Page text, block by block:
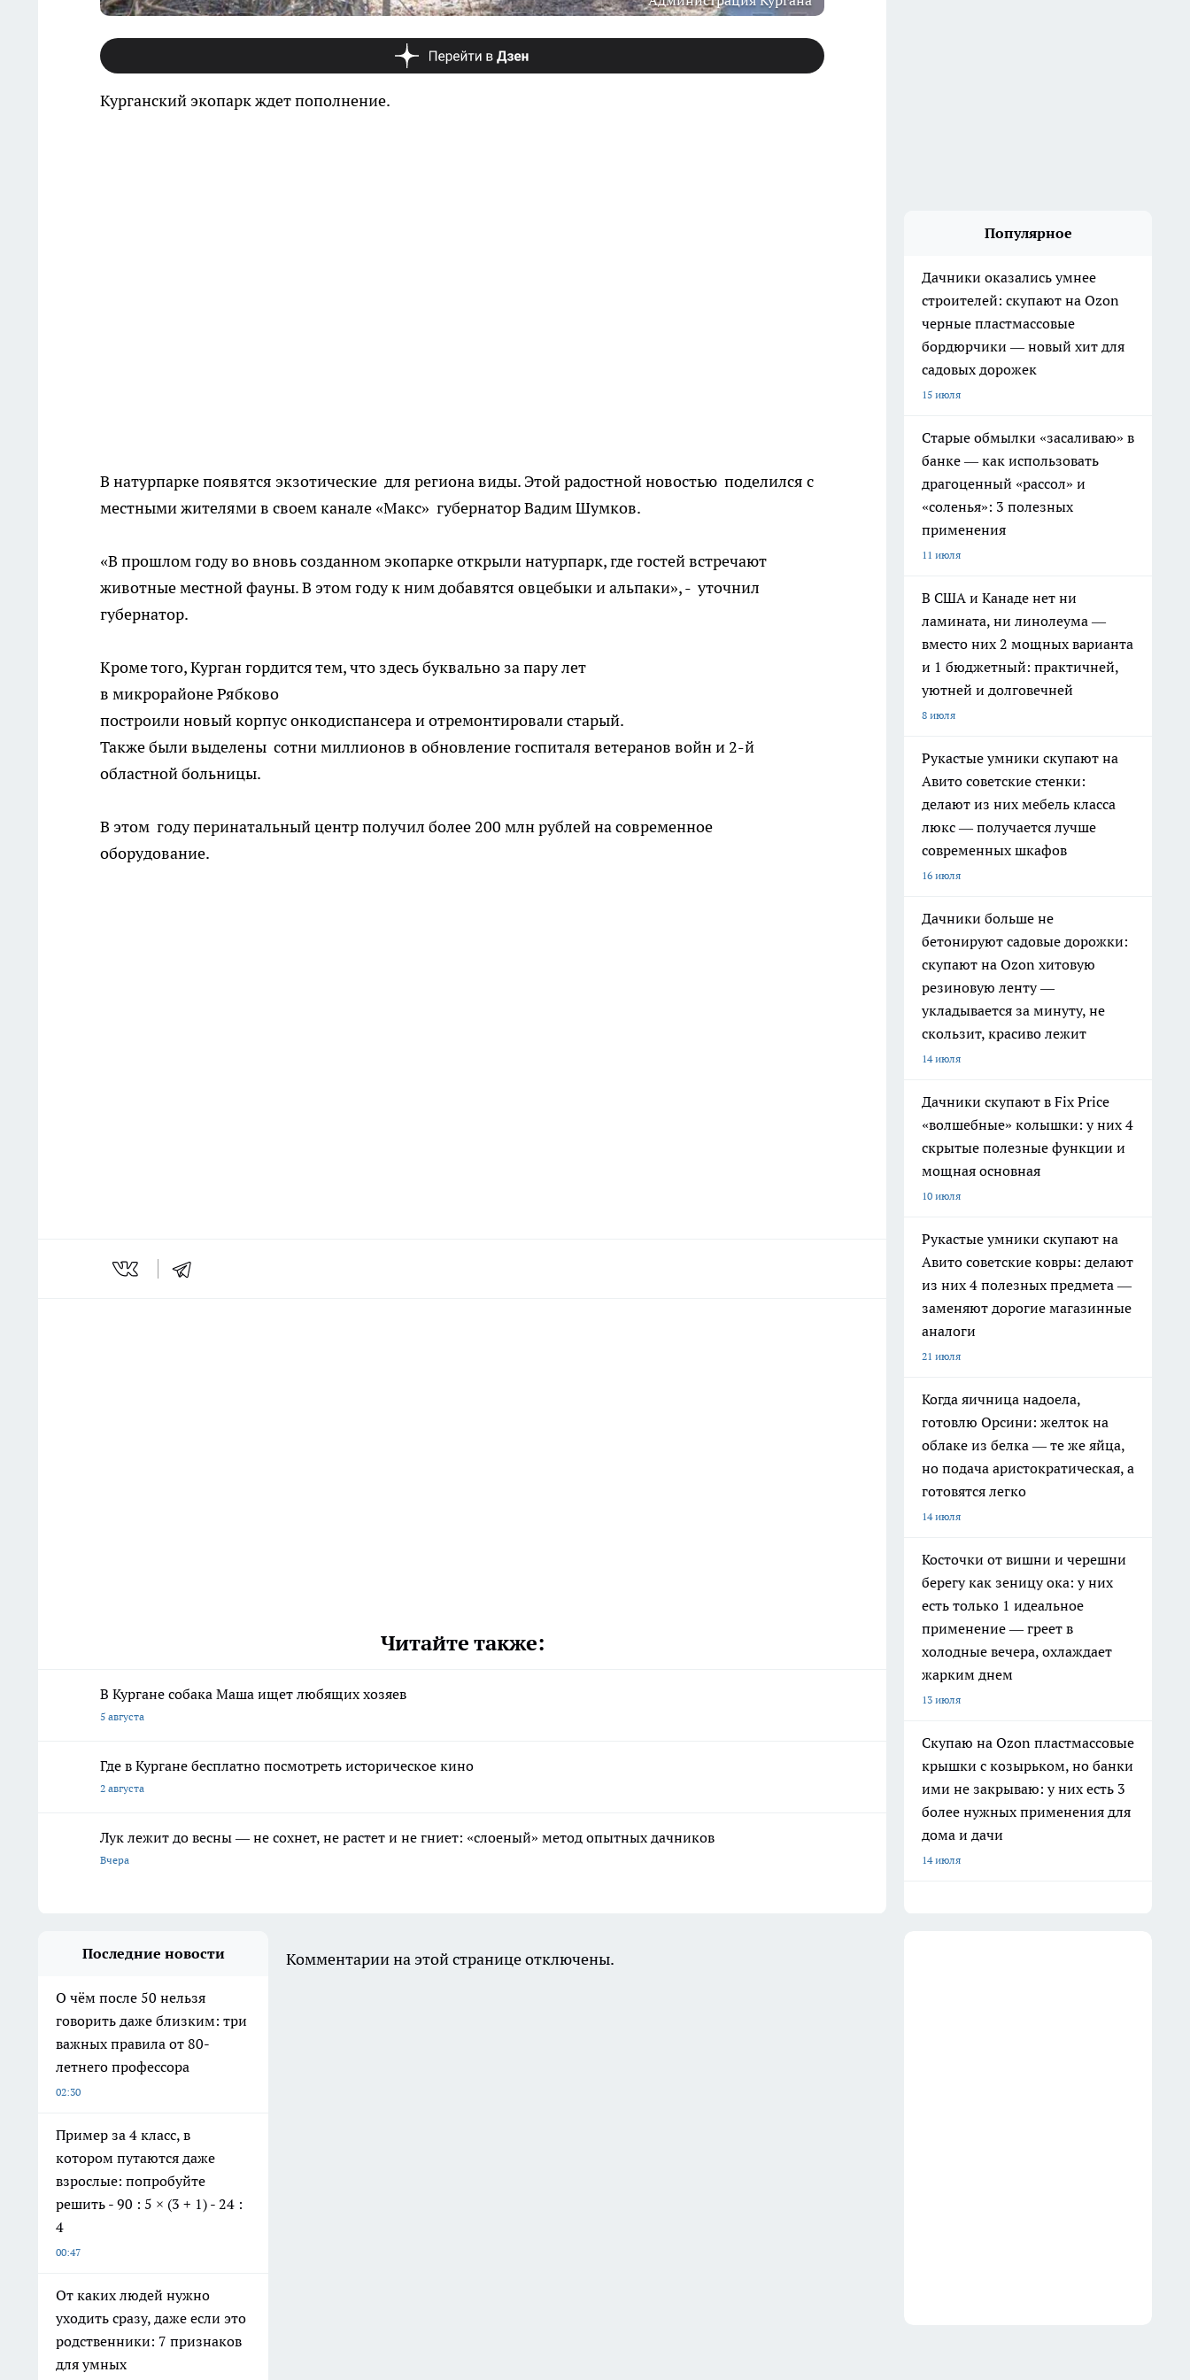
Курганский экопарк ждет пополнение.
В натурпарке появятся экзотические для региона виды. Этой радостной новостью поделился с
местными жителями в своем канале «Макс» губернатор Вадим Шумков.
«В прошлом году во вновь созданном экопарке открыли натурпарк, где гостей встречают
животные местной фауны. В этом году к ним добавятся овцебыки и альпаки», - уточнил
губернатор.
Кроме того, Курган гордится тем, что здесь буквально за пару лет
в микрорайоне Рябково
построили новый корпус онкодиспансера и отремонтировали старый.
Также были выделены сотни миллионов в обновление госпиталя ветеранов войн и 2-й
областной больницы.
В этом году перинатальный центр получил более 200 млн рублей на современное
оборудование.
Читайте также:
В Кургане собака Маша ищет любящих хозяев
5 августа
Где в Кургане бесплатно посмотреть историческое кино
2 августа
Лук лежит до весны — не сохнет, не растет и не гниет: «слоеный» метод опытных дачников
Вчера
Популярное
Дачники оказались умнее
строителей: скупают на Ozon
черные пластмассовые
бордюрчики — новый хит для
садовых дорожек
15 июля
Старые обмылки «засаливаю» в
банке — как использовать
драгоценный «рассол» и
«соленья»: 3 полезных
применения
11 июля
В США и Канаде нет ни
ламината, ни линолеума —
вместо них 2 мощных варианта
и 1 бюджетный: практичней,
уютней и долговечней
8 июля
Рукастые умники скупают на
Авито советские стенки:
делают из них мебель класса
люкс — получается лучше
современных шкафов
16 июля
Дачники больше не
бетонируют садовые дорожки:
скупают на Ozon хитовую
резиновую ленту —
укладывается за минуту, не
скользит, красиво лежит
14 июля
Дачники скупают в Fix Price
«волшебные» колышки: у них 4
скрытые полезные функции и
мощная основная
10 июля
Рукастые умники скупают на
Авито советские ковры: делают
из них 4 полезных предмета —
заменяют дорогие магазинные
аналоги
21 июля
Когда яичница надоела,
готовлю Орсини: желток на
облаке из белка — те же яйца,
но подача аристократическая, а
готовятся легко
14 июля
Косточки от вишни и черешни
берегу как зеницу ока: у них
есть только 1 идеальное
применение — греет в
холодные вечера, охлаждает
жарким днем
13 июля
Скупаю на Ozon пластмассовые
крышки с козырьком, но банки
ими не закрываю: у них есть 3
более нужных применения для
дома и дачи
14 июля
Последние новости
О чём после 50 нельзя
говорить даже близким: три
важных правила от 80-
летнего профессора
02:30
Пример за 4 класс, в
котором путаются даже
взрослые: попробуйте
решить - 90 : 5 × (3 + 1) - 24 :
4
00:47
От каких людей нужно
уходить сразу, даже если это
родственники: 7 признаков
для умных
Комментарии на этой странице отключены.